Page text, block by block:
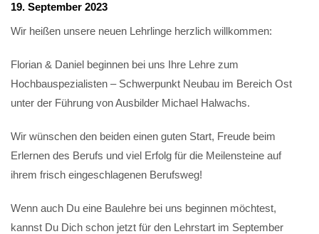
19. September 2023
Wir heißen unsere neuen Lehrlinge herzlich willkommen:
Florian & Daniel beginnen bei uns Ihre Lehre zum
Hochbauspezialisten – Schwerpunkt Neubau im Bereich Ost
unter der Führung von Ausbilder Michael Halwachs.
Wir wünschen den beiden einen guten Start, Freude beim
Erlernen des Berufs und viel Erfolg für die Meilensteine auf
ihrem frisch eingeschlagenen Berufsweg!
Wenn auch Du eine Baulehre bei uns beginnen möchtest,
kannst Du Dich schon jetzt für den Lehrstart im September